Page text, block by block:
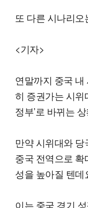
또 다른 시나리오
<기자>
연말까지 중국
히 증권가는 시위
정부’로 바뀌는
만약 시위대와
중국 전역으로
성을 높아질 텐데
이는 중국 경기